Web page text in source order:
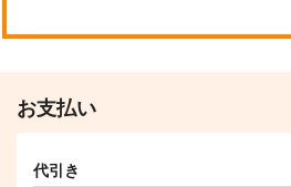
お支払い
代引き